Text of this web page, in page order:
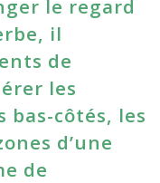
le regard
il
de
les
bas-côtés, les
d’une
de